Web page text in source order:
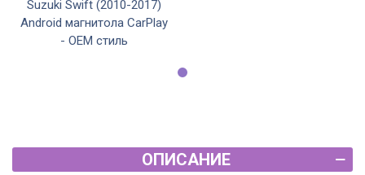
Suzuki Swift (2010-2017)
Android магнитола CarPlay
- OEM стиль
ОПИСАНИЕ